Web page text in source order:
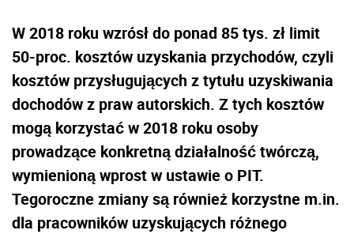
W 2018 roku wzrósł do ponad 85 tys. zł limit
50-proc. kosztów uzyskania przychodów, czyli
kosztów przysługujących z tytułu uzyskiwania
dochodów z praw autorskich. Z tych kosztów
mogą korzystać w 2018 roku osoby
prowadzące konkretną działalność twórczą,
wymienioną wprost w ustawie o PIT.
Tegoroczne zmiany są również korzystne m.in.
dla pracowników uzyskujących różnego